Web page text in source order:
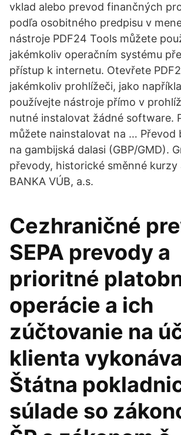
vklad alebo prevod finančných
podľa osobitného predpisu v
nástroje PDF24 Tools můžete
jakémkoliv operačním systému
přístup k internetu. Otevřete
jakémkoliv prohlížeči, jako
používejte nástroje přímo v
nutné instalovat žádné software.
můžete nainstalovat na … Převod
na gambijská dalasi (GBP/GMD).
převody, historické směnné kurzy
BANKA VÚB, a.s.
Cezhraničné
SEPA prevody a
prioritné
operácie a ich
zúčtovanie na
klienta vykonáva
Štátna
súlade so